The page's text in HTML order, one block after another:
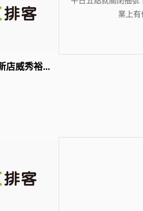
業上有
藏壽司 新店威秀裕隆店